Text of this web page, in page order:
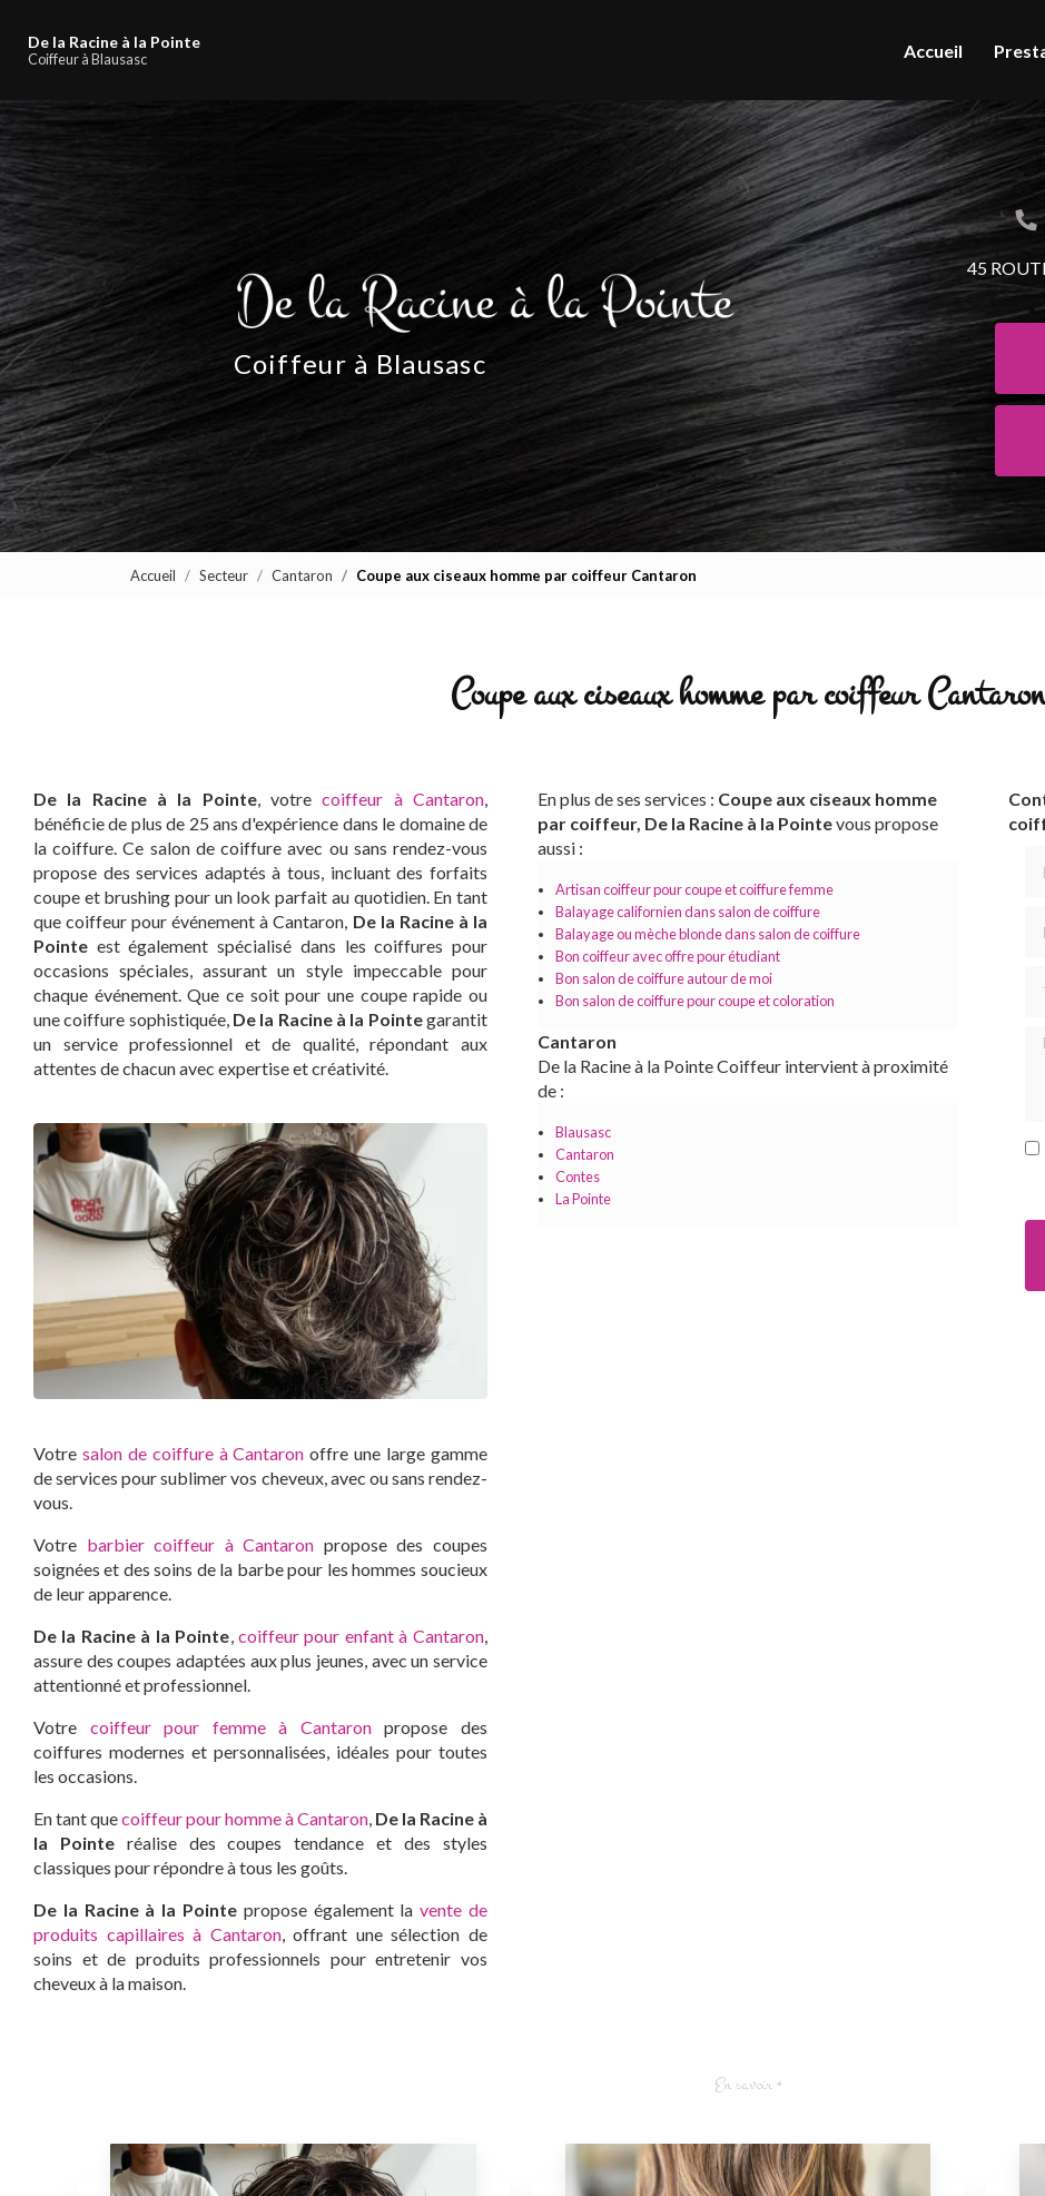
contenu
De la Racine à la Pointe
Coiffeur à Blausasc
Accueil
Coiffeur à Blausasc
45
Accueil Secteur Cantaron Coupe aux ciseaux homme par coiffeur Cantaron
Coupe aux ciseaux homme par coiffeur Cantaron
De la Racine à la Pointe, votrecoiffeur à Cantaron
bénéficie de plus de 25 ans d'expérience dans le domaine de
la coiffure. Ce salon de coiffure avec ou sans rendez-vous
propose des services adaptés à tous, incluant des forfaits
coupe et brushing pour un look parfait au quotidien. En tant
que coiffeur pour événement à Cantaron, De la Racine à la
Pointe est également spécialisé dans les coiffures pour
occasions spéciales, assurant un style impeccable pour
chaque événement. Que ce soit pour une coupe rapide ou
une coiffure sophistiquée, De la Racine à la Pointegarantit
un service professionnel et de qualité, répondant aux
attentes de chacun avec expertise et créativité.
Votre salon de coiffure à Cantaron offre une large gamme
de services pour sublimer vos cheveux, avec ou sans rendez-
vous.
Votre barbier coiffeur à Cantaron propose des coupes
soignées et des soins de la barbe pour les hommes soucieux
de leur apparence.
De la Racine à la Pointe, coiffeur pour enfant à Cantaron,
assure des coupes adaptées aux plus jeunes, avec un service
attentionné et professionnel.
Votre coiffeur pour femme à Cantaronpropose des
coiffures modernes et personnalisées, idéales pour toutes
les occasions.
En tant quecoiffeur pour homme à Cantaron, De la Racine à
la Pointeréalise des coupes tendance et des styles
classiques pour répondre à tous les goûts.
De la Racine à la Pointe propose également lavente de
produits capillaires à Cantaron, offrant une sélection de
soins et de produits professionnels pour entretenir vos
cheveux à la maison.
En plus de ses services : Coupe aux ciseaux homme
par coiffeur, De la Racine à la Pointevous propose
aussi :
Artisan coiffeur pour coupe et coiffure femme
Balayage californien dans salon de coiffure
Balayage ou mèche blonde dans salon de coiffure
Bon coiffeur avec offre pour étudiant
Bon salon de coiffure autour de moi
Bon salon de coiffure pour coupe et coloration
Cantaron
De la Racine à la Pointe Coiffeur intervient à proximité
de :
Blausasc
Cantaron
Contes
La Pointe
En savoir +